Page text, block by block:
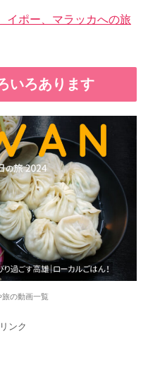
イポー、マラッカへの旅
いろあります
旅の動画一覧
ンク